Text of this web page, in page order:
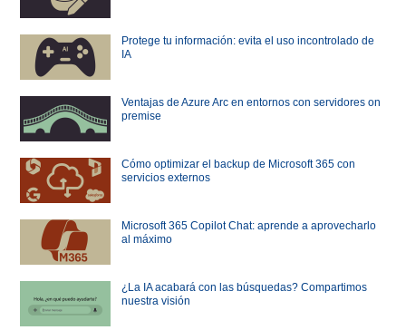
Protege tu información: evita el uso incontrolado de
IA
Ventajas de Azure Arc en entornos con servidores on
premise
Cómo optimizar el backup de Microsoft 365 con
servicios externos
Microsoft 365 Copilot Chat: aprende a aprovecharlo
al máximo
¿La IA acabará con las búsquedas? Compartimos
nuestra visión